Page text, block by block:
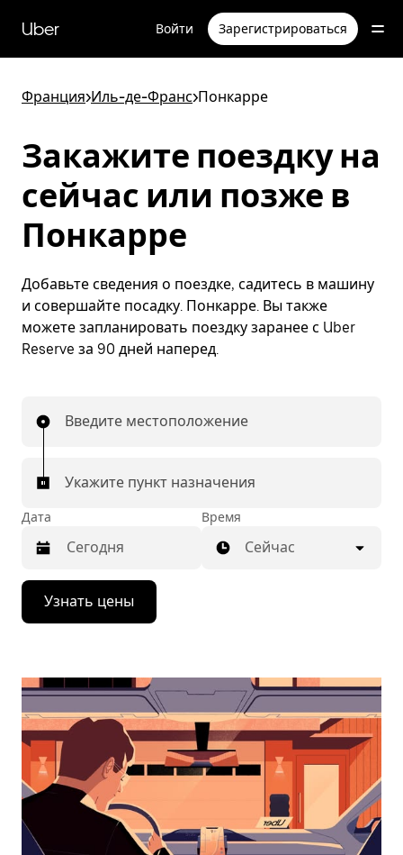
перейти
к
Uber Войти Зарегистрироваться
Франция>Иль-де-Франс>Понкарре
Закажите поездку на
сейчас или позже в
Понкарре
Добавьте сведения о поездке, садитесь в машину
и совершайте посадку. Понкарре. Вы также
можете запланировать поездку заранее с Uber
Reserve за 90 дней наперед.
Введите местоположение
Укажите пункт назначения
Дата
Нажмите
стрелку
вниз,
календарю
выбрать
дату.
Чтобы
закрыть
календарь,
нажмите
Esc.
Время
Сейчас
Узнать цены